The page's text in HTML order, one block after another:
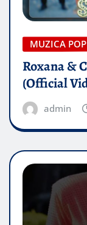
MUZICA
Roxana &
(Official
admin